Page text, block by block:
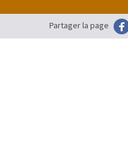
Partager la page